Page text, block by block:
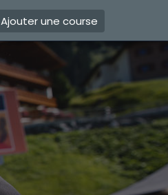
Ajouter une course